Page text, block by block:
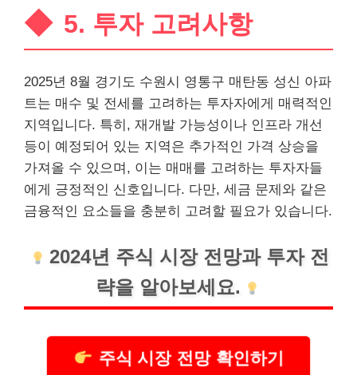
5. 투자 고려사항
2025년 8월 경기도 수원시 영통구 매탄동 성신 아파
트는 매수 및 전세를 고려하는 투자자에게 매력적인
지역입니다. 특히, 재개발 가능성이나 인프라 개선
등이 예정되어 있는 지역은 추가적인 가격 상승을
가져올 수 있으며, 이는 매매를 고려하는 투자자들
에게 긍정적인 신호입니다. 다만, 세금 문제와 같은
금융적인 요소들을 충분히 고려할 필요가 있습니다.
2024년 주식 시장 전망과 투자 전
략을 알아보세요.
주식 시장 전망 확인하기